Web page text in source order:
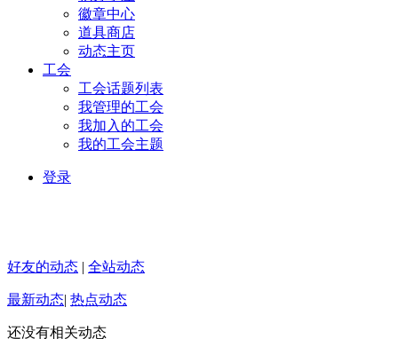
徽章中心
道具商店
动态主页
工会
工会话题列表
我管理的工会
我加入的工会
我的工会主题
登录
好友的动态 | 全站动态
最新动态| 热点动态
还没有相关动态